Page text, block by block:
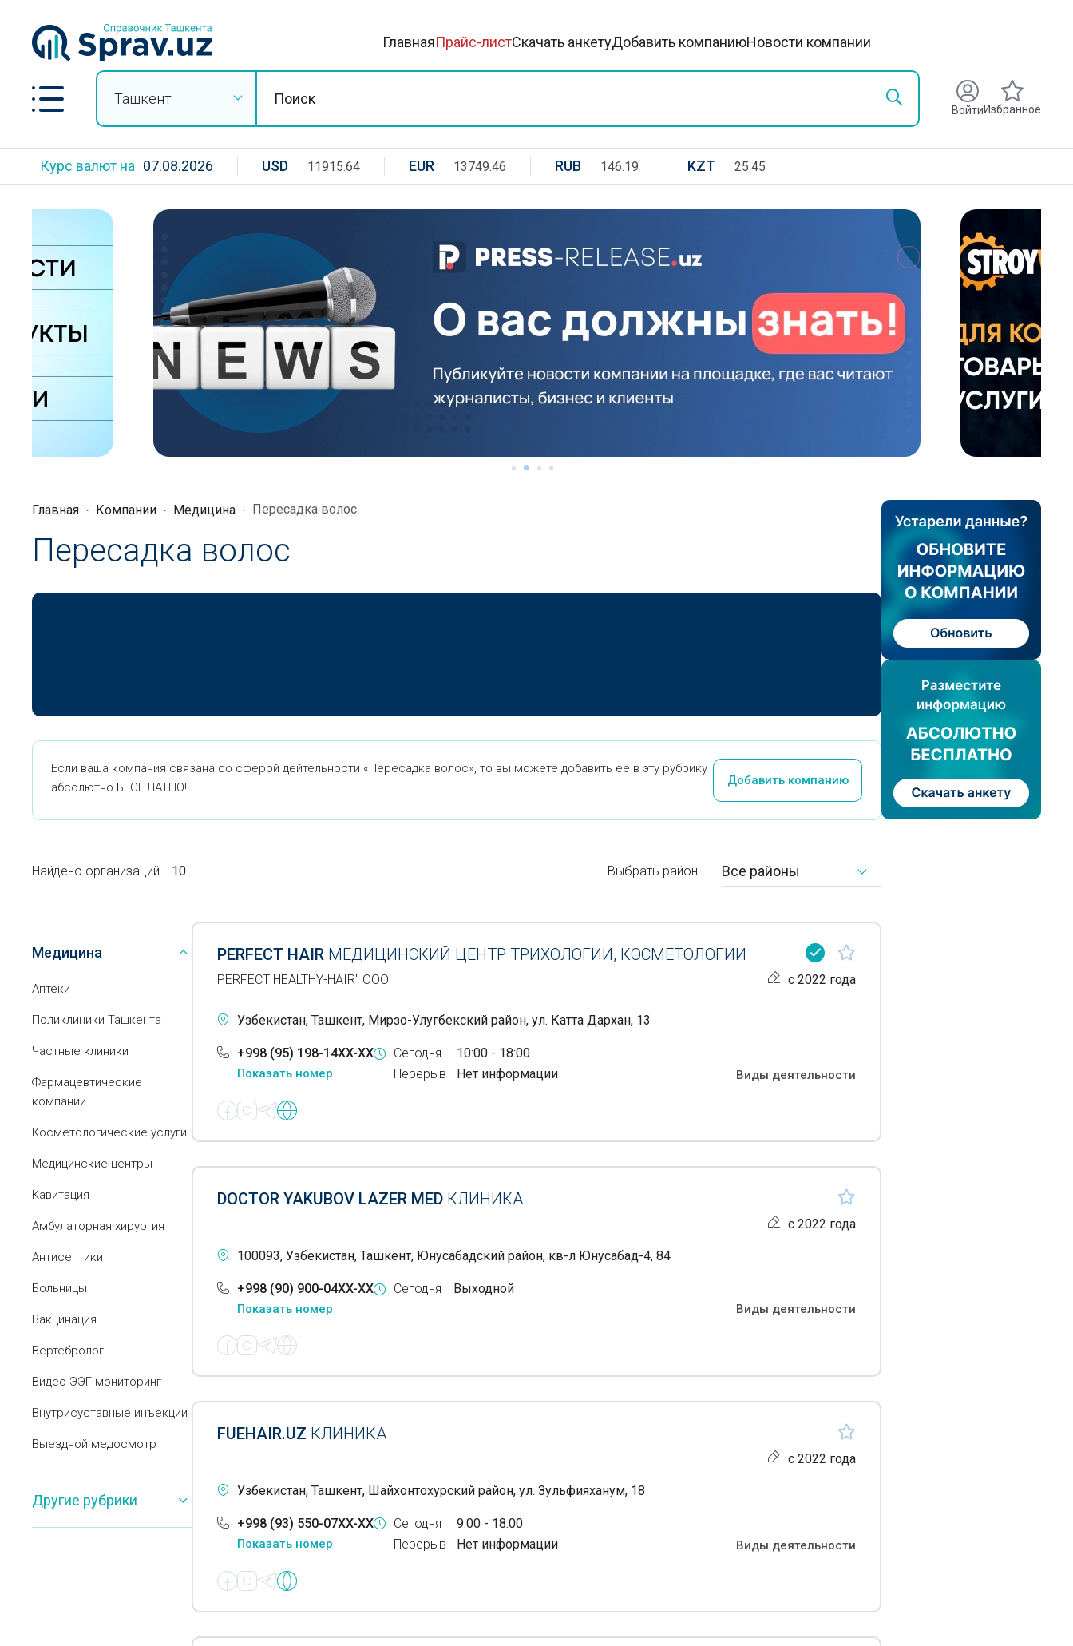
ГлавнаяПрайс-листСкачать анкетуДобавить компаниюНовости компании
Ташкент
ВойтиИзбранное
Курс валют на 07.08.2026 USD 11915.64 EUR 13749.46 RUB 146.19 KZT 25.45
Главная Компании Медицина Пересадка волос
Пересадка волос
Если ваша компания связана со сферой дейтельности «Пересадка волос», то вы можете добавить ее в эту рубрику
абсолютно БЕСПЛАТНО!
Добавить компанию
Найдено организаций 10 Выбрать район Все районы
Медицина
Аптеки
Поликлиники Ташкента
Частные клиники
Фармацевтические
компании
Косметологические услуги
Медицинские центры
Кавитация
Амбулаторная хирургия
Антисептики
Больницы
Вакцинация
Вертебролог
Видео-ЭЭГ мониторинг
Внутрисуставные инъекции
Выездной медосмотр
Вытяжение позвоночника
Гастроскопия
Другие рубрики
PERFECT HAIR МЕДИЦИНСКИЙ ЦЕНТР ТРИХОЛОГИИ, КОСМЕТОЛОГИИ
PERFECT HEALTHY-HAIR" ООО с 2022 года
Узбекистан, Ташкент, Мирзо-Улугбекский район, ул. Катта Дархан, 13
+998 (95) 198-14XX-XX
Показать номер
Сегодня
Перерыв
10:00 - 18:00
Нет информации
Виды деятельности
DOCTOR YAKUBOV LAZER MED КЛИНИКА
с 2022 года
100093, Узбекистан, Ташкент, Юнусабадский район, кв-л Юнусабад-4, 84
+998 (90) 900-04XX-XX
Показать номер
Сегодня Выходной
Виды деятельности
FUEHAIR.UZ КЛИНИКА
с 2022 года
Узбекистан, Ташкент, Шайхонтохурский район, ул. Зульфияханум, 18
+998 (93) 550-07XX-XX
Показать номер
Сегодня
Перерыв
9:00 - 18:00
Нет информации
Виды деятельности